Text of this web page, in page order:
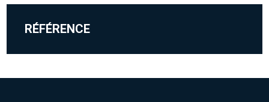
RÉFÉRENCE